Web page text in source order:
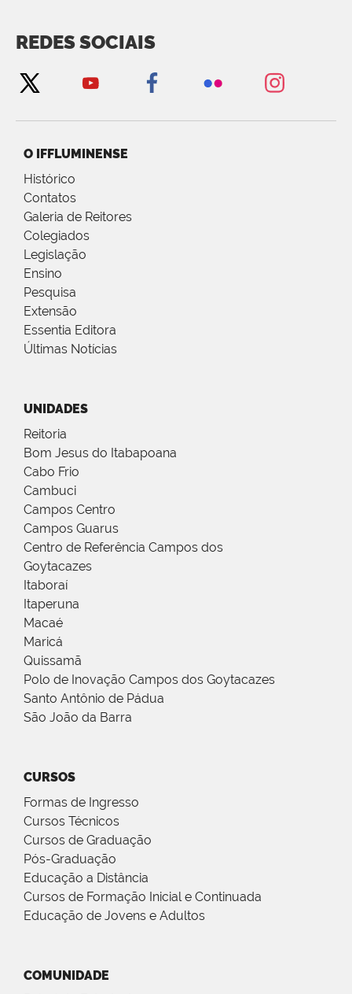
REDES SOCIAIS
O IFFLUMINENSE
Histórico
Contatos
Galeria de Reitores
Colegiados
Legislação
Ensino
Pesquisa
Extensão
Essentia Editora
Últimas Notícias
UNIDADES
Reitoria
Bom Jesus do Itabapoana
Cabo Frio
Cambuci
Campos Centro
Campos Guarus
Centro de Referência Campos dos
Goytacazes
Itaboraí
Itaperuna
Macaé
Maricá
Quissamã
Polo de Inovação Campos dos Goytacazes
Santo Antônio de Pádua
São João da Barra
CURSOS
Formas de Ingresso
Cursos Técnicos
Cursos de Graduação
Pós-Graduação
Educação a Distância
Cursos de Formação Inicial e Continuada
Educação de Jovens e Adultos
COMUNIDADE